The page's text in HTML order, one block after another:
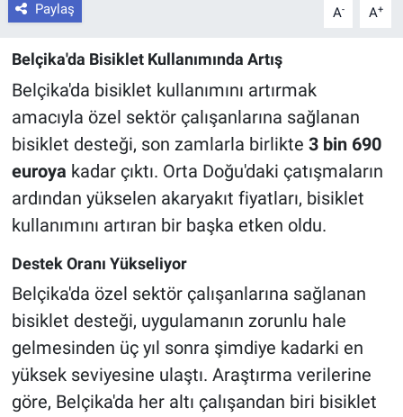
Paylaş A- A+
Belçika'da Bisiklet Kullanımında Artış
Belçika'da bisiklet kullanımını artırmak
amacıyla özel sektör çalışanlarına sağlanan
bisiklet desteği, son zamlarla birlikte 3 bin 690
euroya kadar çıktı. Orta Doğu'daki çatışmaların
ardından yükselen akaryakıt fiyatları, bisiklet
kullanımını artıran bir başka etken oldu.
Destek Oranı Yükseliyor
Belçika'da özel sektör çalışanlarına sağlanan
bisiklet desteği, uygulamanın zorunlu hale
gelmesinden üç yıl sonra şimdiye kadarki en
yüksek seviyesine ulaştı. Araştırma verilerine
göre, Belçika'da her altı çalışandan biri bisiklet